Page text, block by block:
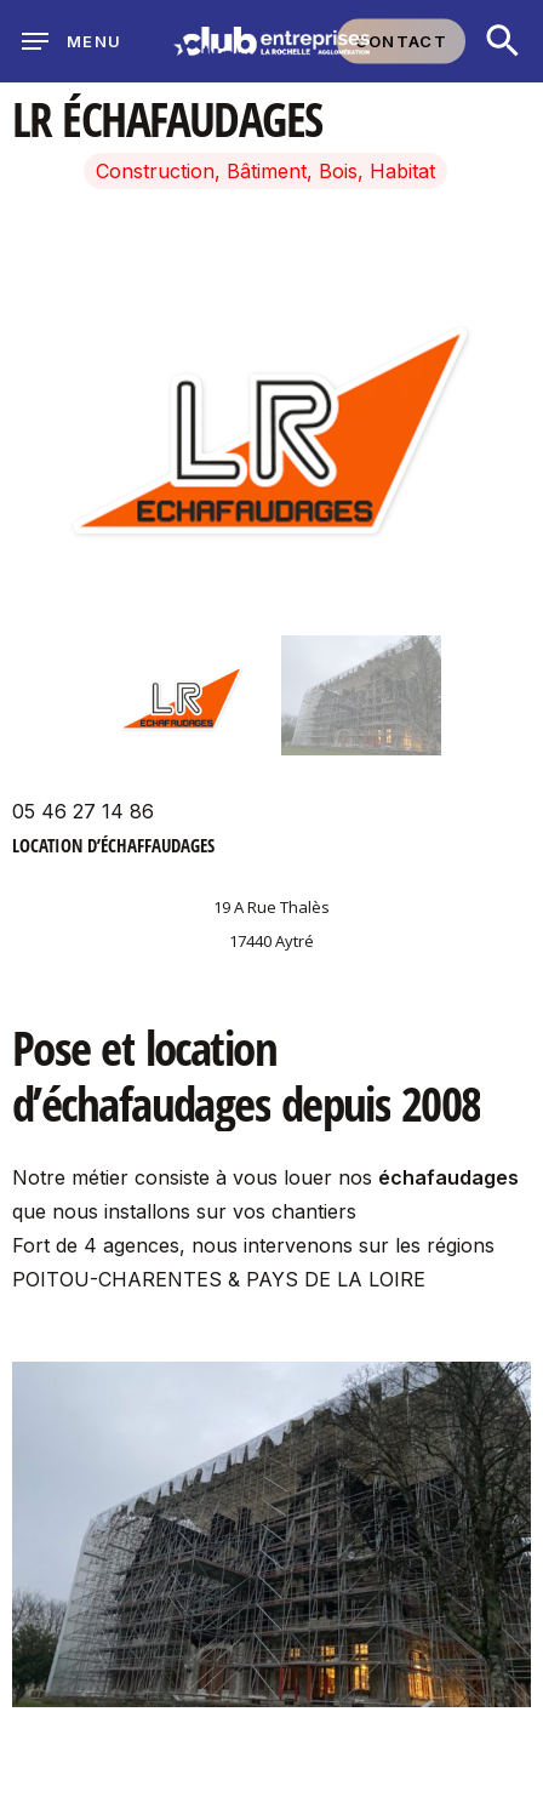
main
content
CONTACT
MENU
LR ÉCHAFAUDAGES
Construction, Bâtiment, Bois, Habitat
05 46 27 14 86
LOCATION D’ÉCHAFFAUDAGES
19 A Rue Thalès
17440 Aytré
Poseet location
d’échafaudagesdepuis2008
Notre métier consiste à vous louer nos échafaudages
que nous installons sur vos chantiers
Fort de 4 agences, nous intervenons sur les régions
POITOU-CHARENTES & PAYS DE LA LOIRE